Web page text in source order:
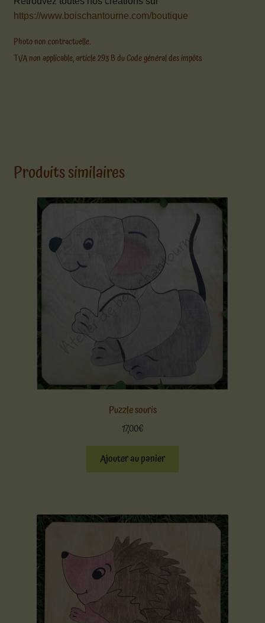
https://www.boischantourne.com/boutique
Photo non contractuelle.
TVA non applicable, article 293 B du Code général des impôts
Produits similaires
Puzzle souris
17,00€
Ajouter au panier